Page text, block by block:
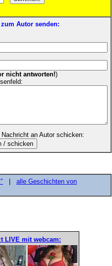
Autor senden:
nicht antworten!)
an Autor schicken:
alle Geschichten von
LIVE mit webcam: